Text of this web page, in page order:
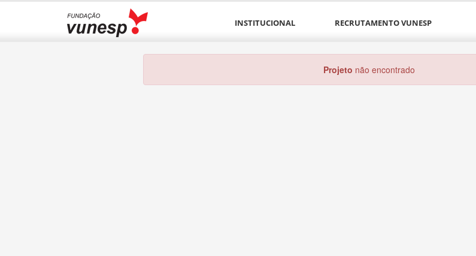
INSTITUCIONAL RECRUTAMENTO VUNESP
Projeto não encontrado